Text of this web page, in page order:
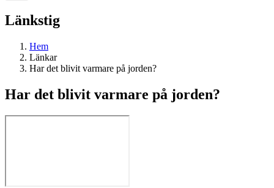
Länkstig
Hem
Länkar
Har det blivit varmare på jorden?
Har det blivit varmare på jorden?